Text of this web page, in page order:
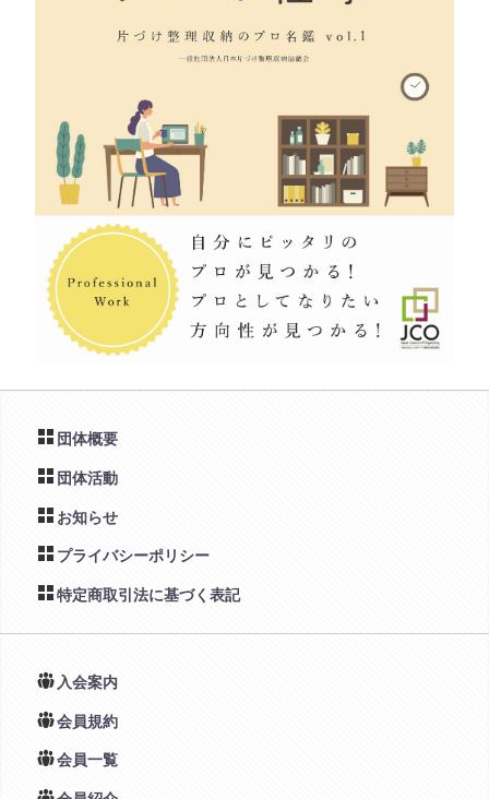
団体概要
団体活動
お知らせ
プライバシーポリシー
特定商取引法に基づく表記
入会案内
会員規約
会員一覧